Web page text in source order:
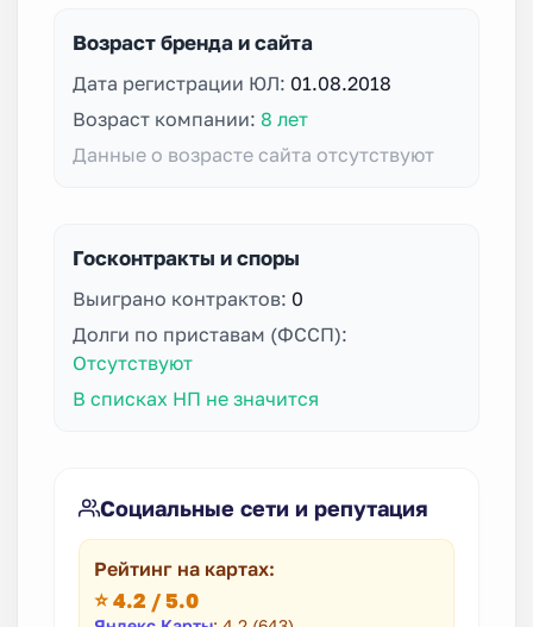
Возраст бренда и сайта
Дата регистрации ЮЛ: 01.08.2018
Возраст компании: 8 лет
Данные о возрасте сайта отсутствуют
Госконтракты и споры
Выиграно контрактов: 0
Долги по приставам (ФССП):
Отсутствуют
В списках НП не значится
Социальные сети и репутация
Рейтинг на картах:
⭐ 4.2 / 5.0